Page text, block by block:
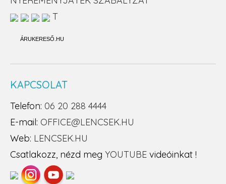
T
ÁRUKERESŐ.HU
KAPCSOLAT
Telefon: 06 20 288 4444
E-mail: OFFICE@LENCSEK.HU
Web: LENCSEK.HU
Csatlakozz, nézd meg YOUTUBE videóinkat !